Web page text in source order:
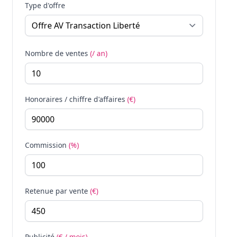
Type d'offre
Nombre de ventes (/ an)
Honoraires / chiffre d'affaires (€)
Commission (%)
Retenue par vente (€)